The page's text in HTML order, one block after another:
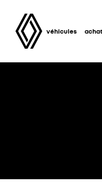
véhicules